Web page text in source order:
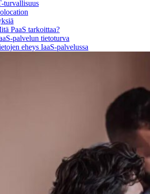
turvallisuus
PaaS tarkoittaa?
palvelun tietoturva
eheys IaaS-palvelussa